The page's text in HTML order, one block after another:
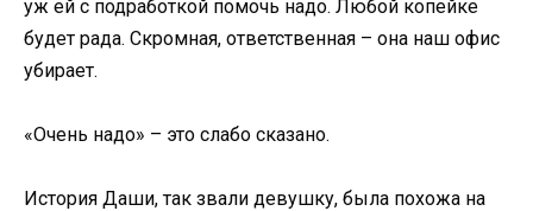
уж ей с подработкой помочь надо. Любой копейке
будет рада. Скромная, ответственная – она наш офис
убирает.
«Очень надо» – это слабо сказано.
История Даши, так звали девушку, была похожа на